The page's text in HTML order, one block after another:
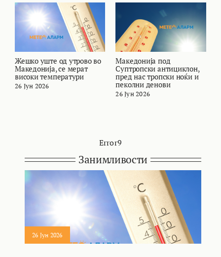
Жешко уште од утрово во
Македонија, се мерат
високи температури
26 Јун 2026
Македонија под
Суптропски антициклон,
пред нас тропски ноќи и
пеколни денови
26 Јун 2026
Error9
Занимливости
26 Јун 2026